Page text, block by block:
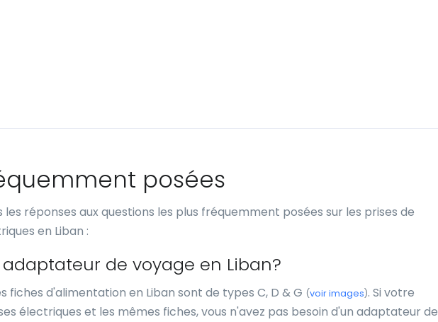
posées
réponses aux questions les plus fréquemment posées sur les prises de
en Liban :
de voyage en Liban?
fiches d'alimentation en Liban sont de types C, D & G (voir images). Si votre
électriques et les mêmes fiches, vous n'avez pas besoin d'un adaptateur de